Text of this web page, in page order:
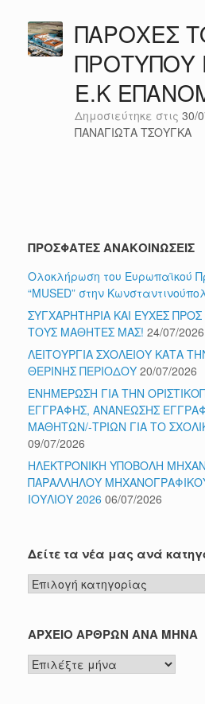
ΠΑΡΟΧΕΣ
ΠΡΟΤΥΠΟΥ
Ε.Κ
Δημοσιεύτηκε στις 30/
ΠΑΝΑΓΙΩΤΑ ΤΣΟΥΓΚΑ
ΠΡΟΣΦΑΤΕΣ ΑΝΑΚΟΙΝΩΣΕΙΣ
Ολοκλήρωση του Ευρωπαϊκού
“MUSED” στην
ΣΥΓΧΑΡΗΤΗΡΙΑ ΚΑΙ ΕΥΧΕΣ ΠΡΟΣ
ΤΟΥΣ ΜΑΘΗΤΕΣ ΜΑΣ! 24/07/2026
ΛΕΙΤΟΥΡΓΙΑ ΣΧΟΛΕΙΟΥ ΚΑΤΑ
ΘΕΡΙΝΗΣ ΠΕΡΙΟΔΟΥ 20/07/2026
ΕΝΗΜΕΡΩΣΗ ΓΙΑ ΤΗΝ
ΕΓΓΡΑΦΗΣ, ΑΝΑΝΕΩΣΗΣ
ΜΑΘΗΤΩΝ/-ΤΡΙΩΝ ΓΙΑ ΤΟ
09/07/2026
ΗΛΕΚΤΡΟΝΙΚΗ ΥΠΟΒΟΛΗ
ΠΑΡΑΛΛΗΛΟΥ
ΙΟΥΛΙΟΥ 2026 06/07/2026
Δείτε τα νέα μας ανά
Δείτε
τα
μας
κατηγορία
ΑΡΧΕΙΟ ΑΡΘΡΩΝ ΑΝΑ ΜΗΝΑ
ΑΡΧΕΙΟ
ΑΡΘΡΩΝ